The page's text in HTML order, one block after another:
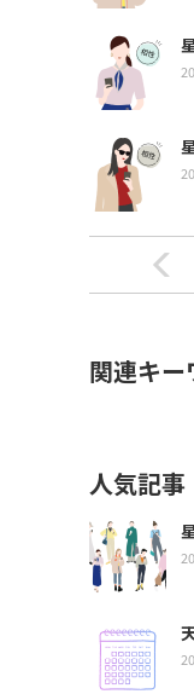
関連キー
人気記事